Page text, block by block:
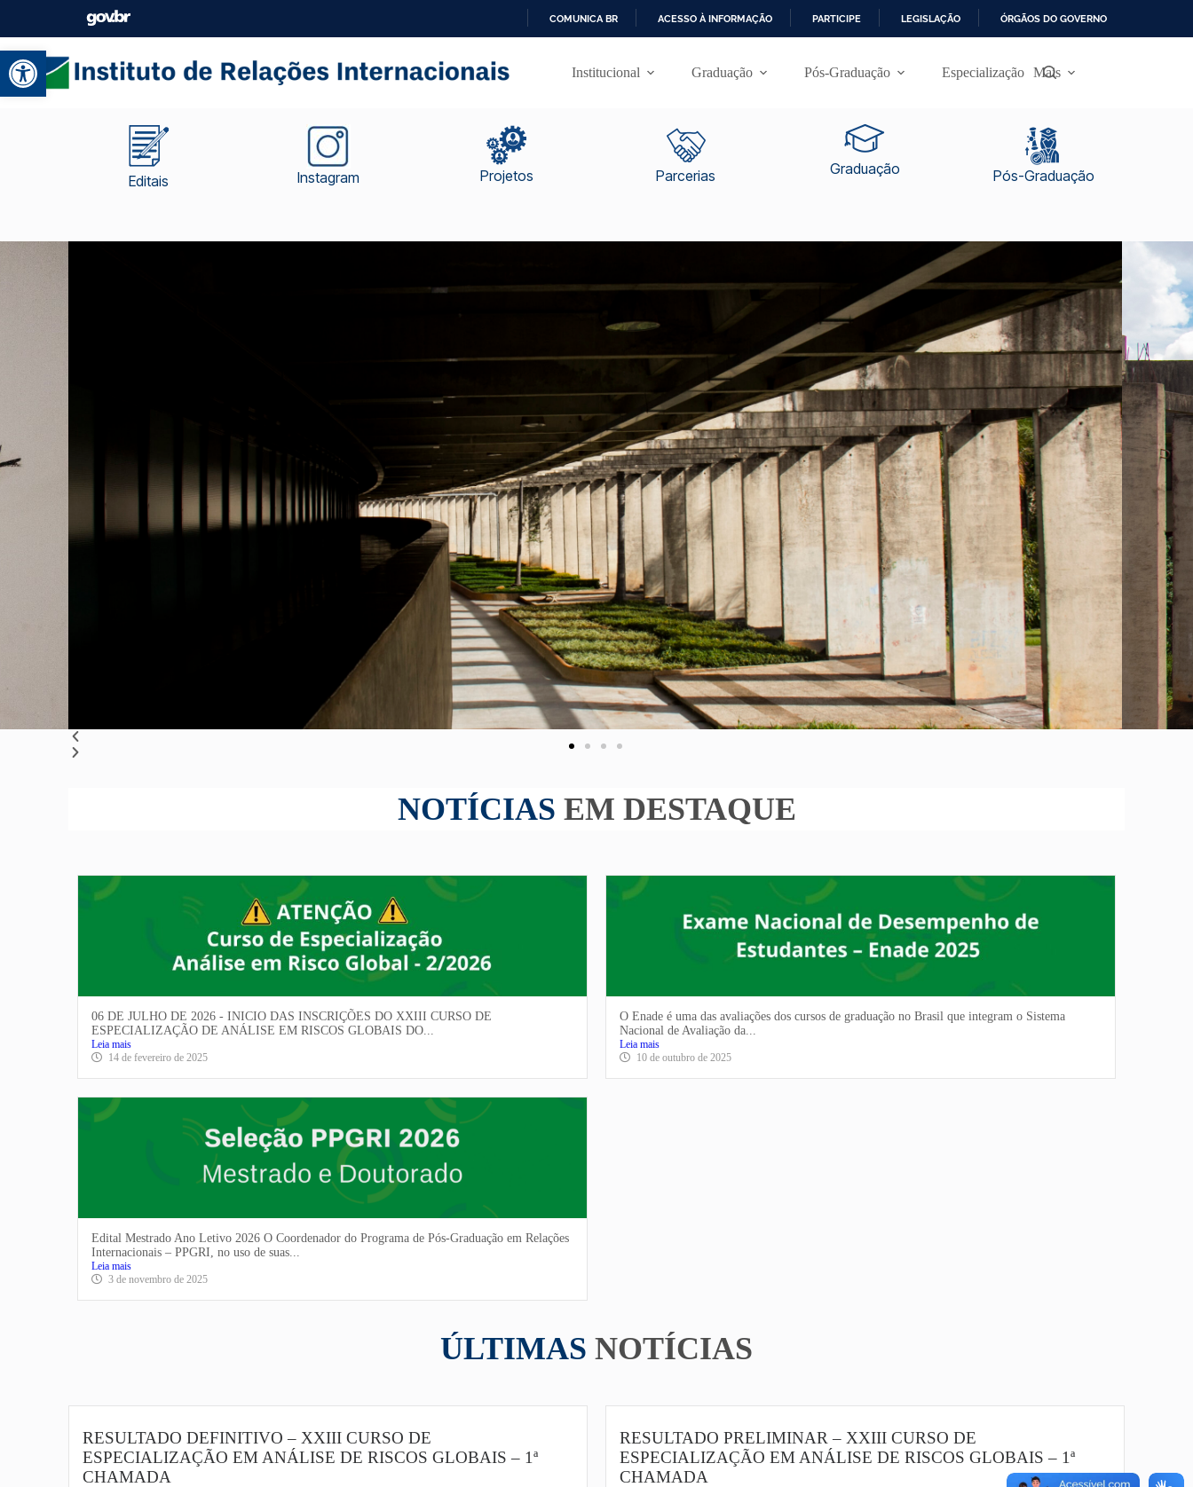
Abrir a barra de ferramentas
P
COMUNICA BR ACESSO À INFORMAÇÃO PARTICIPE LEGISLAÇÃO ÓRGÃOS DO GOVERNO
Institucional Graduação Pós-Graduação Especialização Mais
Editais Instagram Projetos Parcerias Graduação Pós-Graduação
NOTÍCIAS EM DESTAQUE
06 DE JULHO DE 2026 - INICIO DAS INSCRIÇÕES DO XXIII CURSO DE
ESPECIALIZAÇÃO DE ANÁLISE EM RISCOS GLOBAIS DO...
Leia mais
14 de fevereiro de 2025
O Enade é uma das avaliações dos cursos de graduação no Brasil que integram o Sistema
Nacional de Avaliação da...
Leia mais
10 de outubro de 2025
Edital Mestrado Ano Letivo 2026 O Coordenador do Programa de Pós-Graduação em Relações
Internacionais – PPGRI, no uso de suas...
Leia mais
3 de novembro de 2025
ÚLTIMAS NOTÍCIAS
RESULTADO DEFINITIVO – XXIII CURSO DE
ESPECIALIZAÇÃO EM ANÁLISE DE RISCOS GLOBAIS – 1ª
CHAMADA
RESULTADO PRELIMINAR – XXIII CURSO DE
ESPECIALIZAÇÃO EM ANÁLISE DE RISCOS GLOBAIS – 1ª
CHAMADA